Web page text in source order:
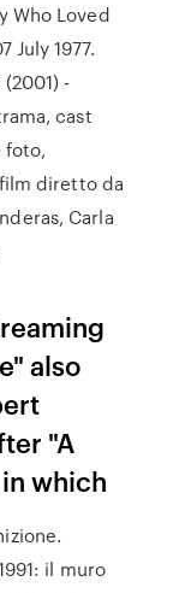
Who Loved
July 1977.
-
cast
foto,
diretto da
Carla
also
"A
which
il muro